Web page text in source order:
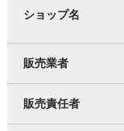
ショップ名
販売業者
販売責任者